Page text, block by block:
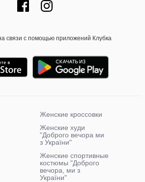
связи с помощью приложений Клубка
Женские кроссовки
Женские худи
"Доброго вечора ми
з України"
Женские спортивные
костюмы "Доброго
вечора, ми з
України"